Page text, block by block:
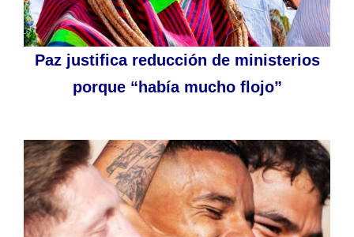
Paz justifica reducción de ministerios
porque “había mucho flojo”